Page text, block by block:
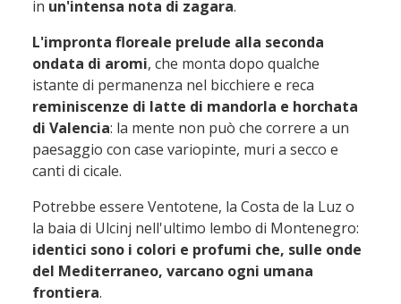
in un'intensa nota di zagara.
L'impronta floreale prelude alla seconda
ondata di aromi, che monta dopo qualche
istante di permanenza nel bicchiere e reca
reminiscenze di latte di mandorla e horchata
di Valencia: la mente non può che correre a un
paesaggio con case variopinte, muri a secco e
canti di cicale.
Potrebbe essere Ventotene, la Costa de la Luz o
la baia di Ulcinj nell'ultimo lembo di Montenegro:
identici sono i colori e profumi che, sulle onde
del Mediterraneo, varcano ogni umana
frontiera.